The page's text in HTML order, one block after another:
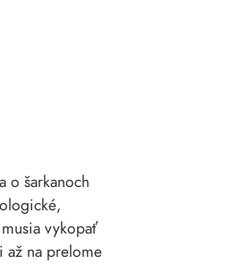
o šarkanoch
vykopať
až na prelome